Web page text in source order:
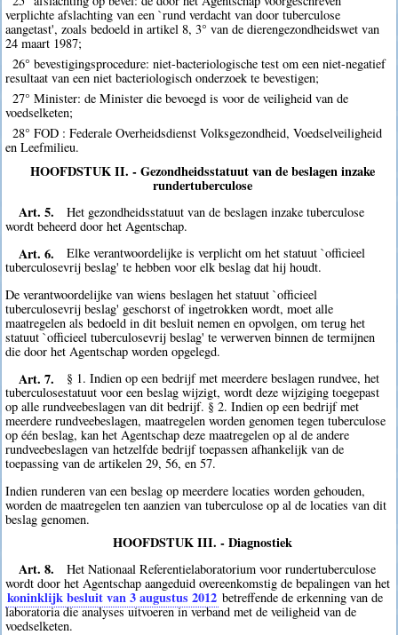
verplichte afslachting van een `rund verdacht van door tuberculose
aangetast', zoals bedoeld in artikel 8, 3° van de dierengezondheidswet van
24 maart 1987;
26° bevestigingsprocedure: niet-bacteriologische test om een niet-negatief
resultaat van een niet bacteriologisch onderzoek te bevestigen;
27° Minister: de Minister die bevoegd is voor de veiligheid van de
voedselketen;
28° FOD : Federale Overheidsdienst Volksgezondheid, Voedselveiligheid
en Leefmilieu.
HOOFDSTUK II. - Gezondheidsstatuut van de beslagen inzake
rundertuberculose
Art. 5.
Het gezondheidsstatuut van de beslagen inzake tuberculose
wordt beheerd door het Agentschap.
Art. 6.
Elke verantwoordelijke is verplicht om het statuut `officieel
tuberculosevrij beslag' te hebben voor elk beslag dat hij houdt.
De verantwoordelijke van wiens beslagen het statuut `officieel
tuberculosevrij beslag' geschorst of ingetrokken wordt, moet alle
maatregelen als bedoeld in dit besluit nemen en opvolgen, om terug het
statuut `officieel tuberculosevrij beslag' te verwerven binnen de termijnen
die door het Agentschap worden opgelegd.
Art. 7.
§ 1. Indien op een bedrijf met meerdere beslagen rundvee, het
tuberculosestatuut voor een beslag wijzigt, wordt deze wijziging toegepast
op alle rundveebeslagen van dit bedrijf. § 2. Indien op een bedrijf met
meerdere rundveebeslagen, maatregelen worden genomen tegen tuberculose
op één beslag, kan het Agentschap deze maatregelen op al de andere
rundveebeslagen van hetzelfde bedrijf toepassen afhankelijk van de
toepassing van de artikelen 29, 56, en 57.
Indien runderen van een beslag op meerdere locaties worden gehouden,
worden de maatregelen ten aanzien van tuberculose op al de locaties van dit
beslag genomen.
HOOFDSTUK III. - Diagnostiek
Art. 8.
Het Nationaal Referentielaboratorium voor rundertuberculose
wordt door het Agentschap aangeduid overeenkomstig de bepalingen van het
koninklijk besluit van 3 augustus 2012 betreffende de erkenning van de
laboratoria die analyses uitvoeren in verband met de veiligheid van de
voedselketen.